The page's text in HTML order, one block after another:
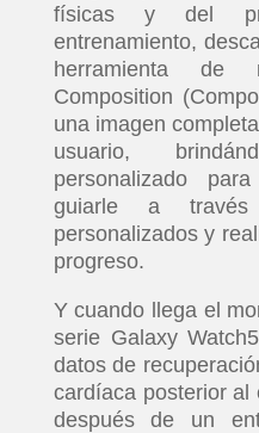
físicas y del
entrenamiento,
herramienta de
Composition
una imagen
usuario,
personalizado
guiarle a través
personalizados y
progreso.
Y cuando llega el
serie Galaxy
datos de
cardíaca posterior al
después de un